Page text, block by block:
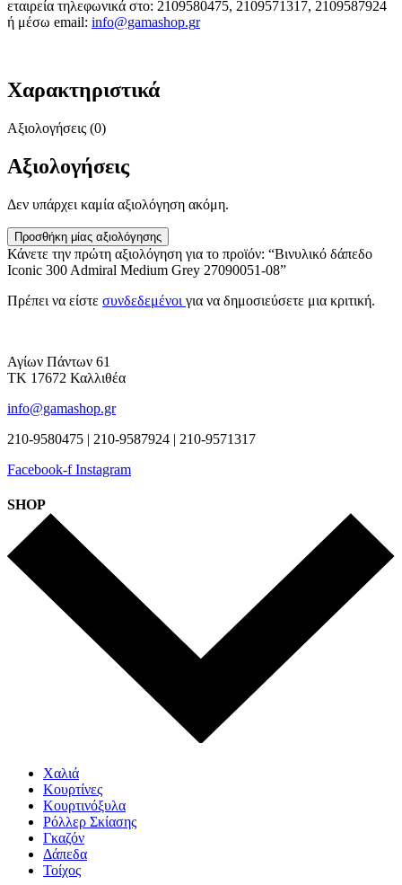
εταιρεία τηλεφωνικά στο: 2109580475, 2109571317, 2109587924
ή μέσω email: info@gamashop.gr
Χαρακτηριστικά
Αξιολογήσεις (0)
Αξιολογήσεις
Δεν υπάρχει καμία αξιολόγηση ακόμη.
Προσθήκη μίας αξιολόγησης
Κάνετε την πρώτη αξιολόγηση για το προϊόν: “Βινυλικό δάπεδο
Iconic 300 Admiral Medium Grey 27090051-08”
Πρέπει να είστε συνδεδεμένοι για να δημοσιεύσετε μια κριτική.
Αγίων Πάντων 61
ΤΚ 17672 Καλλιθέα
info@gamashop.gr
210-9580475 | 210-9587924 | 210-9571317
Facebook-f Instagram
SHOP
Χαλιά
Κουρτίνες
Κουρτινόξυλα
Ρόλλερ Σκίασης
Γκαζόν
Δάπεδα
Τοίχος